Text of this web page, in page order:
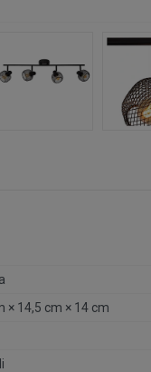
× 14,5 cm × 14 cm